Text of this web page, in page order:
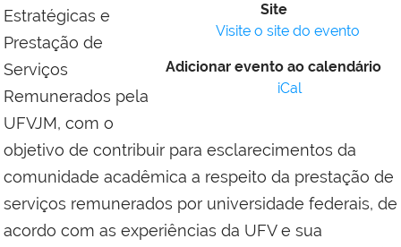
Site
Visite o site do evento
Adicionar evento ao calendário
iCal
Estratégicas e
Prestação de
Serviços
Remunerados pela
UFVJM, com o
objetivo de contribuir para esclarecimentos da
comunidade acadêmica a respeito da prestação de
serviços remunerados por universidade federais, de
acordo com as experiências da UFV e sua